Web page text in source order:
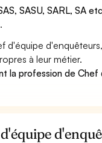
SASU, SARL, SA
.
à leur métier.
la profession de